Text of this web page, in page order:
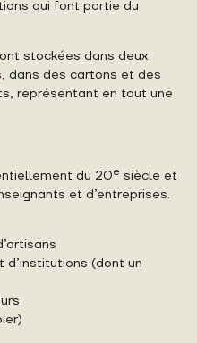
qui font partie du
stockées dans deux
dans des cartons et des
représentant en tout une
du 20e siècle et
et d’entreprises.
(dont un